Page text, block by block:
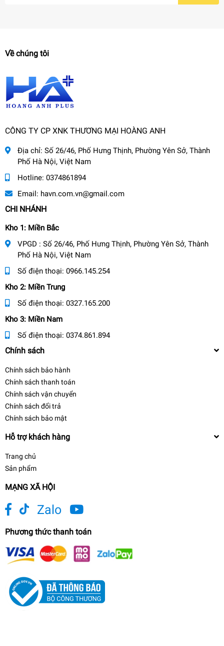
Về chúng tôi
CÔNG TY CP XNK THƯƠNG MẠI HOÀNG ANH
Địa chỉ: Số 26/46, Phố Hưng Thịnh, Phường Yên Sở, Thành
Phố Hà Nội, Việt Nam
Hotline: 0374861894
Email: havn.com.vn@gmail.com
CHI NHÁNH
Kho 1: Miền Bắc
VPGD : Số 26/46, Phố Hưng Thịnh, Phường Yên Sở, Thành
Phố Hà Nội, Việt Nam
Số điện thoại: 0966.145.254
Kho 2: Miền Trung
Số điện thoại: 0327.165.200
Kho 3: Miền Nam
Số điện thoại: 0374.861.894
Chính sách
Chính sách bảo hành
Chính sách thanh toán
Chính sách vận chuyển
Chính sách đổi trả
Chính sách bảo mật
Hỗ trợ khách hàng
Trang chủ
Sản phẩm
MẠNG XÃ HỘI
Zalo
Phương thức thanh toán